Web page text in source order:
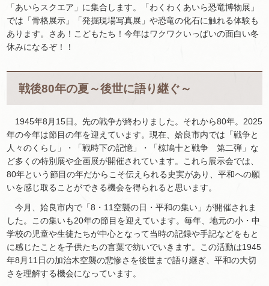
「あいらスクエア」に集合します。「わくわくあいら恐竜博物展」
では「骨格展示」「発掘現場写真展」や恐竜の化石に触れる体験も
あります。さあ！こどもたち！今年はワクワクいっぱいの面白い冬
休みになるぞ！！
戦後80年の夏～後世に語り継ぐ～
1945年8月15日。先の戦争が終わりました。それから80年。2025
年の今年は節目の年を迎えています。現在、姶良市内では「戦争と
人々のくらし」・「戦時下の記憶」・「椋鳩十と戦争 第二弾」な
ど多くの特別展や企画展が開催されています。これら展示会では、
80年という節目の年だからこそ伝えられる史実があり、平和への願
いを感じ取ることができる機会を得られると思います。
今月、姶良市内で「8・11空襲の日・平和の集い」が開催されま
した。この集いも20年の節目を迎えています。毎年、地元の小・中
学校の児童や生徒たちが中心となって当時の記録や手記などをもと
に感じたことを子供たちの言葉で紡いでいきます。この活動は1945
年8月11日の加治木空襲の悲惨さを後世まで語り継ぎ、平和の大切
さを理解する機会になっています。